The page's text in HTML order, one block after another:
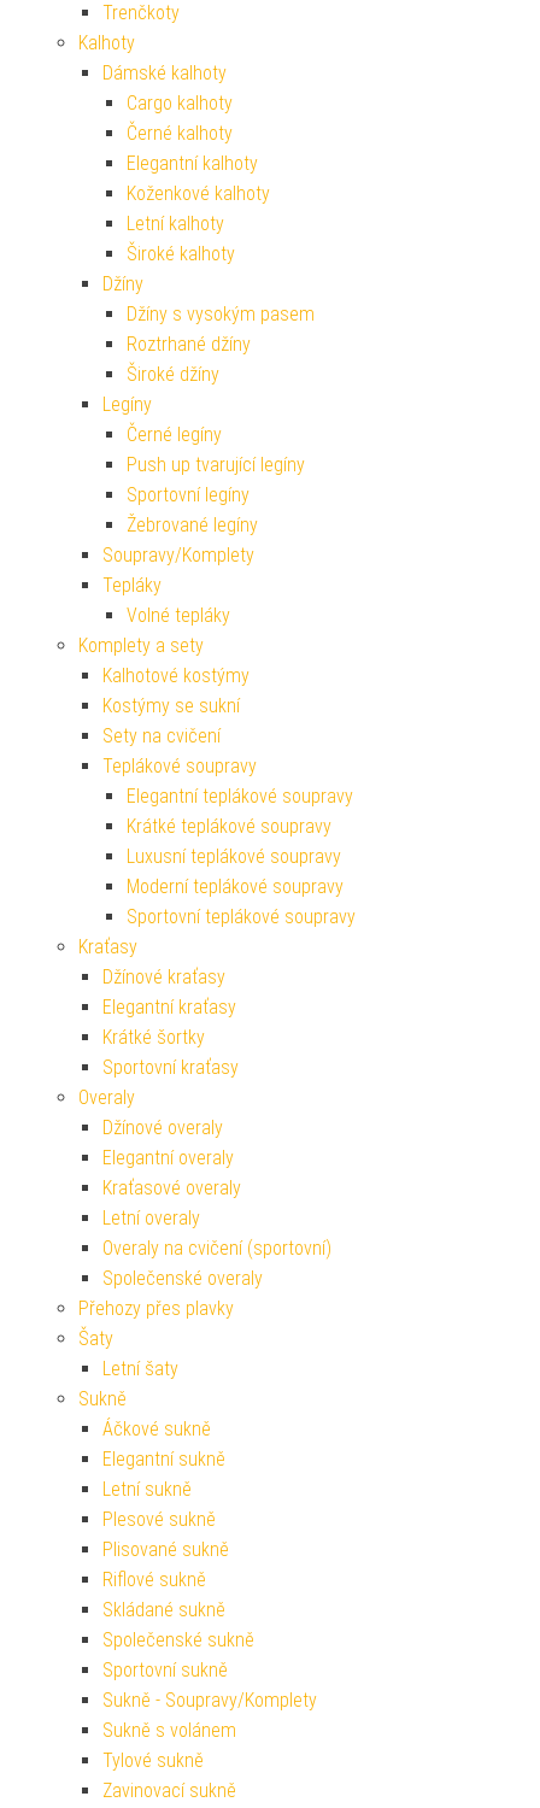
Trenčkoty
Kalhoty
Dámské kalhoty
Cargo kalhoty
Černé kalhoty
Elegantní kalhoty
Koženkové kalhoty
Letní kalhoty
Široké kalhoty
Džíny
Džíny s vysokým pasem
Roztrhané džíny
Široké džíny
Legíny
Černé legíny
Push up tvarující legíny
Sportovní legíny
Žebrované legíny
Soupravy/Komplety
Tepláky
Volné tepláky
Komplety a sety
Kalhotové kostýmy
Kostýmy se sukní
Sety na cvičení
Teplákové soupravy
Elegantní teplákové soupravy
Krátké teplákové soupravy
Luxusní teplákové soupravy
Moderní teplákové soupravy
Sportovní teplákové soupravy
Kraťasy
Džínové kraťasy
Elegantní kraťasy
Krátké šortky
Sportovní kraťasy
Overaly
Džínové overaly
Elegantní overaly
Kraťasové overaly
Letní overaly
Overaly na cvičení (sportovní)
Společenské overaly
Přehozy přes plavky
Šaty
Letní šaty
Sukně
Áčkové sukně
Elegantní sukně
Letní sukně
Plesové sukně
Plisované sukně
Riflové sukně
Skládané sukně
Společenské sukně
Sportovní sukně
Sukně - Soupravy/Komplety
Sukně s volánem
Tylové sukně
Zavinovací sukně